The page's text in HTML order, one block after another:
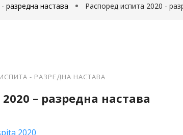
разредна настава Распоред испита 2020 -
- РАЗРЕДНА НАСТАВА
– разредна настава
2020